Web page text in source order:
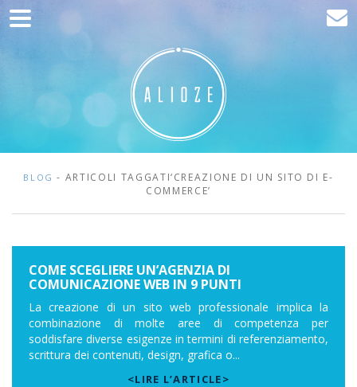
Home
Sviluppo web
Acquisizione del traffico
Clienti
Blog
Contatta
BLOG - ARTICOLI TAGGATI‘CREAZIONE DI UN SITO DI E-
COMMERCE’
COME SCEGLIERE UN’AGENZIA DI
COMUNICAZIONE WEB IN 9 PUNTI
La creazione di un sito web professionale implica la
combinazione di molte aree di competenza per
soddisfare diverse esigenze in termini di referenziamento,
scrittura dei contenuti, design, grafica o...
<LIRE L’ARTICLE>